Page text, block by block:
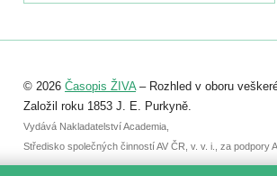
Registrovat se můžete do 6. září.
abstraktu přihlášené přednášky nebo
posteru je už 30. června.
© 2026 Časopis ŽIVA– Rozhled v oboru
Založil roku 1853 J. E. Purkyně.
Vydává Nakladatelství Academia,
Středisko společných činností AV ČR, v. v. i., za podpory